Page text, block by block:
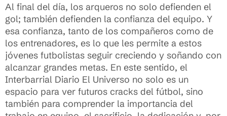
Al final del día, los arqueros no solo defienden el
gol; también defienden la confianza del equipo. Y
esa confianza, tanto de los compañeros como de
los entrenadores, es lo que les permite a estos
jóvenes futbolistas seguir creciendo y soñando con
alcanzar grandes metas. En este sentido, el
Interbarrial Diario El Universo no solo es un
espacio para ver futuros cracks del fútbol, sino
también para comprender la importancia del